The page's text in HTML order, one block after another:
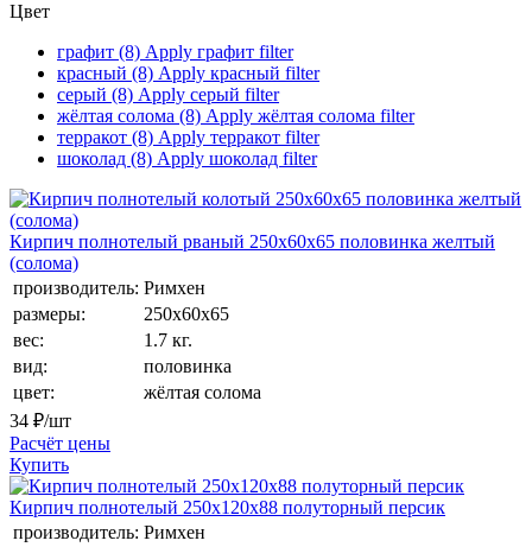
Цвет
графит (8) Apply графит filter
красный (8) Apply красный filter
серый (8) Apply серый filter
жёлтая солома (8) Apply жёлтая солома filter
терракот (8) Apply терракот filter
шоколад (8) Apply шоколад filter
Кирпич полнотелый рваный 250х60х65 половинка желтый
(солома)
производитель: Римхен
размеры:
250х60х65
вес:
1.7 кг.
вид:
половинка
цвет:
жёлтая солома
34 ₽/шт
Расчёт цены
Купить
Кирпич полнотелый 250х120х88 полуторный персик
производитель: Римхен